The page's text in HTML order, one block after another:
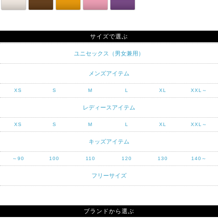
サイズで選ぶ
ユニセックス（男女兼用）
メンズアイテム
XS S M L XL XXL～
レディースアイテム
XS S M L XL XXL～
キッズアイテム
～90 100 110 120 130 140～
フリーサイズ
ブランドから選ぶ